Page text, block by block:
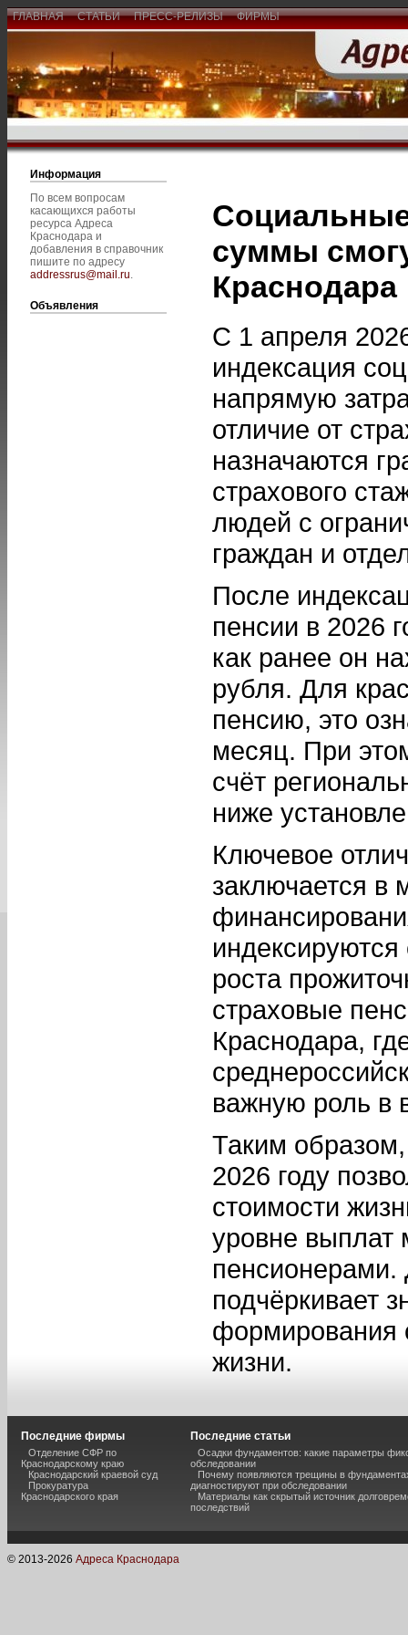
ГЛАВНАЯ СТАТЬИ ПРЕСС-РЕЛИЗЫ ФИРМЫ
Информация
По всем вопросам
касающихся работы
ресурса Адреса
Краснодара и
добавления в справочник
пишите по адресу
addressrus@mail.ru.
Объявления
Социальные
суммы
Краснодара
С 1 апреля
индексация
напрямую
отличие от
назначаются
страхового
людей с
граждан и
После
пенсии в 2026
как ранее он
рубля. Для
пенсию, это
месяц. При
счёт
ниже
Ключевое
заключается в
роста
страховые
Краснодара,
важную роль в
Таким
2026 году
стоимости
уровне
пенсионерами.
подчёркивает
формирования
жизни.
Последние фирмы
Отделение СФР по
Краснодарскому краю
Краснодарский краевой суд
Прокуратура
Краснодарского края
Последние статьи
Осадки фундаментов: какие параметры
обследовании
Почему появляются трещины в
диагностируют при обследовании
Материалы как скрытый источник
последствий
© 2013-2026 Адреса Краснодара